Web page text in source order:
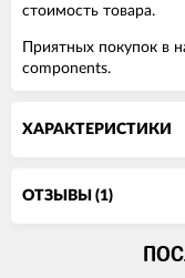
стоимость товара.
Приятных покупок в
components.
ХАРАКТЕРИСТИКИ
ОТЗЫВЫ (1)